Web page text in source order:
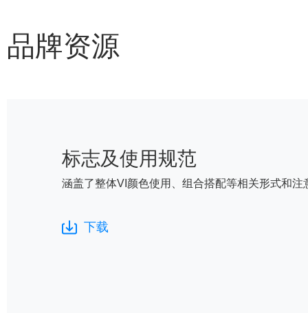
品牌资源
标志及使用规范
涵盖了整体VI颜色使用、组合搭配等相关形式和注
下载